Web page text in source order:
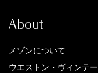
About
メゾンについて
ウエストン・ヴィンテ